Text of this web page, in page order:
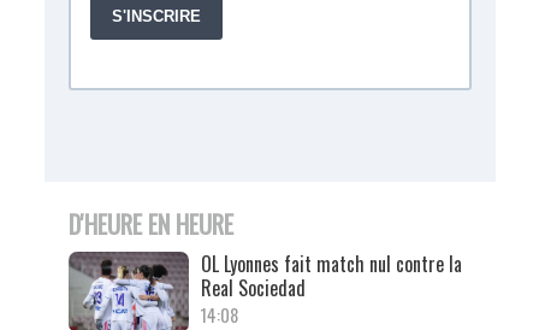
D'HEURE EN HEURE
OL Lyonnes fait match nul contre la
Real Sociedad
14:08